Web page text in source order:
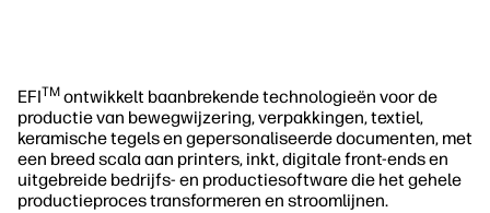
EFITM ontwikkelt baanbrekende technologieën voor de
productie van bewegwijzering, verpakkingen, textiel,
keramische tegels en gepersonaliseerde documenten, met
een breed scala aan printers, inkt, digitale front-ends en
uitgebreide bedrijfs- en productiesoftware die het gehele
productieproces transformeren en stroomlijnen.